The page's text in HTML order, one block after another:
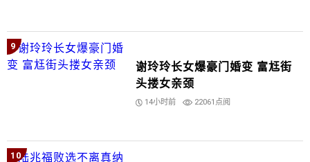
9
谢玲玲长女爆豪门婚变 富尪街
头搂女亲颈
14小时前 22061点阅
10